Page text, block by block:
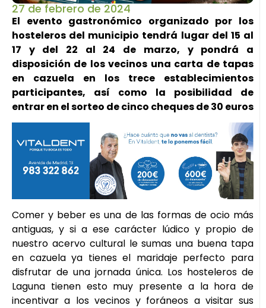
27 de febrero de 2024
El evento gastronómico organizado por los
hosteleros del municipio tendrá lugar del 15 al
17 y del 22 al 24 de marzo, y pondrá a
disposición de los vecinos una carta de tapas
en cazuela en los trece establecimientos
participantes, así como la posibilidad de
entrar en el sorteo de cinco cheques de 30 euros
Comer y beber es una de las formas de ocio más
antiguas, y si a ese carácter lúdico y propio de
nuestro acervo cultural le sumas una buena tapa
en cazuela ya tienes el maridaje perfecto para
disfrutar de una jornada única. Los hosteleros de
Laguna tienen esto muy presente a la hora de
incentivar a los vecinos y foráneos a visitar sus